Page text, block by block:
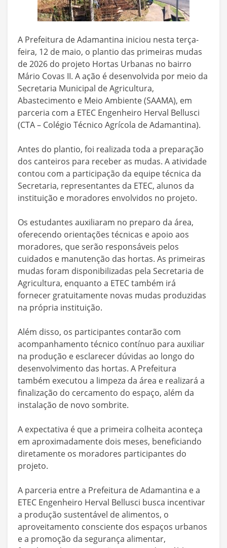
A Prefeitura de Adamantina iniciou nesta terça-
feira, 12 de maio, o plantio das primeiras mudas
de 2026 do projeto Hortas Urbanas no bairro
Mário Covas II. A ação é desenvolvida por meio da
Secretaria Municipal de Agricultura,
Abastecimento e Meio Ambiente (SAAMA), em
parceria com a ETEC Engenheiro Herval Bellusci
(CTA – Colégio Técnico Agrícola de Adamantina).
Antes do plantio, foi realizada toda a preparação
dos canteiros para receber as mudas. A atividade
contou com a participação da equipe técnica da
Secretaria, representantes da ETEC, alunos da
instituição e moradores envolvidos no projeto.
Os estudantes auxiliaram no preparo da área,
oferecendo orientações técnicas e apoio aos
moradores, que serão responsáveis pelos
cuidados e manutenção das hortas. As primeiras
mudas foram disponibilizadas pela Secretaria de
Agricultura, enquanto a ETEC também irá
fornecer gratuitamente novas mudas produzidas
na própria instituição.
Além disso, os participantes contarão com
acompanhamento técnico contínuo para auxiliar
na produção e esclarecer dúvidas ao longo do
desenvolvimento das hortas. A Prefeitura
também executou a limpeza da área e realizará a
finalização do cercamento do espaço, além da
instalação de novo sombrite.
A expectativa é que a primeira colheita aconteça
em aproximadamente dois meses, beneficiando
diretamente os moradores participantes do
projeto.
A parceria entre a Prefeitura de Adamantina e a
ETEC Engenheiro Herval Bellusci busca incentivar
a produção sustentável de alimentos, o
aproveitamento consciente dos espaços urbanos
e a promoção da segurança alimentar,